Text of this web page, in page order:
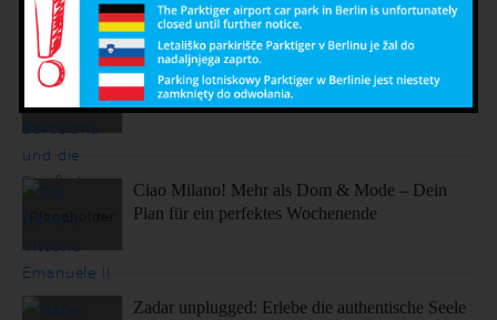
Sonne, Stil, Sehenswürdigkeiten – So fühlt sich
Barcelona an
Ciao Milano! Mehr als Dom & Mode – Dein
Plan für ein perfektes Wochenende
Zadar unplugged: Erlebe die authentische Seele